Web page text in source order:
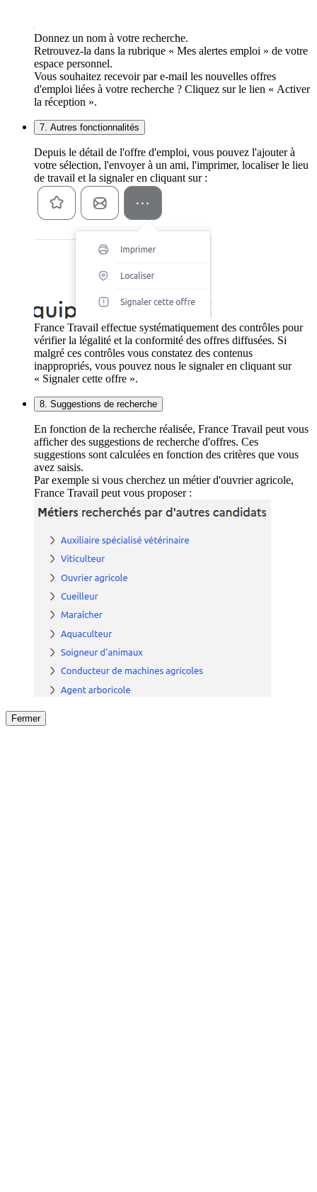
Donnez un nom à votre recherche.
Retrouvez-la dans la rubrique « Mes alertes emploi » de votre
espace personnel.
Vous souhaitez recevoir par e-mail les nouvelles offres
d'emploi liées à votre recherche ? Cliquez sur le lien « Activer
la réception ».
7. Autres fonctionnalités
Depuis le détail de l'offre d'emploi, vous pouvez l'ajouter à
votre sélection, l'envoyer à un ami, l'imprimer, localiser le lieu
de travail et la signaler en cliquant sur :
France Travail effectue systématiquement des contrôles pour
vérifier la légalité et la conformité des offres diffusées. Si
malgré ces contrôles vous constatez des contenus
inappropriés, vous pouvez nous le signaler en cliquant sur
« Signaler cette offre ».
8. Suggestions de recherche
En fonction de la recherche réalisée, France Travail peut vous
afficher des suggestions de recherche d'offres. Ces
suggestions sont calculées en fonction des critères que vous
avez saisis.
Par exemple si vous cherchez un métier d'ouvrier agricole,
France Travail peut vous proposer :
Fermer